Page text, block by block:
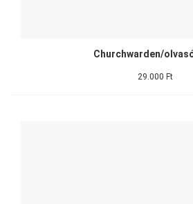
Churchwarden/
29.000 Ft